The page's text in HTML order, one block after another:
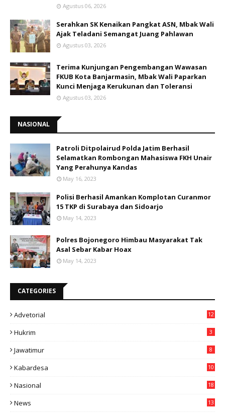
Agustus 06, 2026
Serahkan SK Kenaikan Pangkat ASN, Mbak Wali
Ajak Teladani Semangat Juang Pahlawan
Agustus 03, 2026
Terima Kunjungan Pengembangan Wawasan
FKUB Kota Banjarmasin, Mbak Wali Paparkan
Kunci Menjaga Kerukunan dan Toleransi
Agustus 03, 2026
NASIONAL
Patroli Ditpolairud Polda Jatim Berhasil
Selamatkan Rombongan Mahasiswa FKH Unair
Yang Perahunya Kandas
May 16, 2023
Polisi Berhasil Amankan Komplotan Curanmor
15 TKP di Surabaya dan Sidoarjo
May 14, 2023
Polres Bojonegoro Himbau Masyarakat Tak
Asal Sebar Kabar Hoax
May 14, 2023
CATEGORIES
Advetorial 12
Hukrim 3
Jawatimur 8
Kabardesa
10
Nasional
18
News
13